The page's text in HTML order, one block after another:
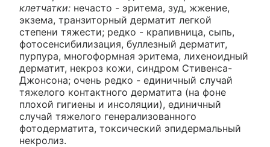
клетчатки: нечасто - эритема, зуд, жжение,
экзема, транзиторный дерматит легкой
степени тяжести; редко - крапивница, сыпь,
фотосенсибилизация, буллезный дерматит,
пурпура, многоформная эритема, лихеноидный
дерматит, некроз кожи, синдром Стивенса-
Джонсона; очень редко - единичный случай
тяжелого контактного дерматита (на фоне
плохой гигиены и инсоляции), единичный
случай тяжелого генерализованного
фотодерматита, токсический эпидермальный
некролиз.